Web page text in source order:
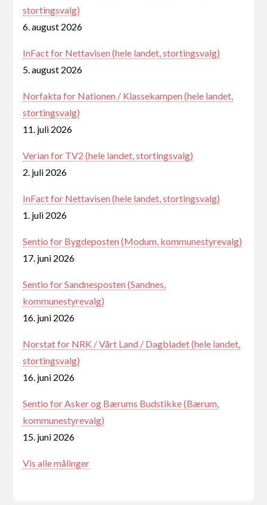
stortingsvalg)
6. august 2026
InFact for Nettavisen (hele landet, stortingsvalg)
5. august 2026
Norfakta for Nationen / Klassekampen (hele landet,
stortingsvalg)
11. juli 2026
Verian for TV2 (hele landet, stortingsvalg)
2. juli 2026
InFact for Nettavisen (hele landet, stortingsvalg)
1. juli 2026
Sentio for Bygdeposten (Modum, kommunestyrevalg)
17. juni 2026
Sentio for Sandnesposten (Sandnes,
kommunestyrevalg)
16. juni 2026
Norstat for NRK / Vårt Land / Dagbladet (hele landet,
stortingsvalg)
16. juni 2026
Sentio for Asker og Bærums Budstikke (Bærum,
kommunestyrevalg)
15. juni 2026
Vis alle målinger